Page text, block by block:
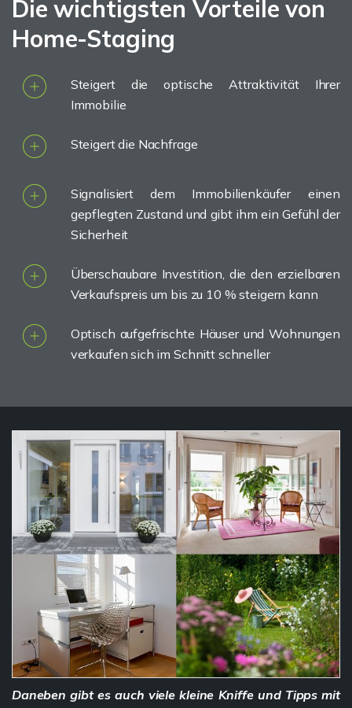
Die wichtigsten Vorteile von
Home-Staging
Steigert die optische Attraktivität Ihrer
Immobilie
Steigert die Nachfrage
Signalisiert dem Immobilienkäufer einen
gepflegten Zustand und gibt ihm ein Gefühl der
Sicherheit
Überschaubare Investition, die den erzielbaren
Verkaufspreis um bis zu 10 % steigern kann
Optisch aufgefrischte Häuser und Wohnungen
verkaufen sich im Schnitt schneller
Daneben gibt es auch viele kleine Kniffe und Tipps mit